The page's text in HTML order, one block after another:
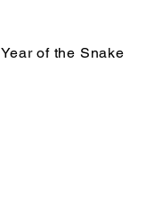
Year of the Snake